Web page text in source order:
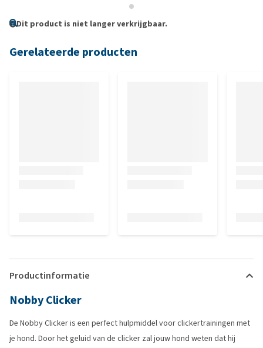
Dit product is niet langer verkrijgbaar.
Gerelateerde producten
Productinformatie
Nobby Clicker
De Nobby Clicker is een perfect hulpmiddel voor clickertrainingen met
je hond. Door het geluid van de clicker zal jouw hond weten dat hij